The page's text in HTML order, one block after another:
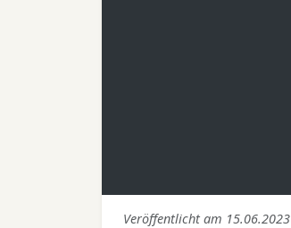
Veröffentlicht am 15.06.2023